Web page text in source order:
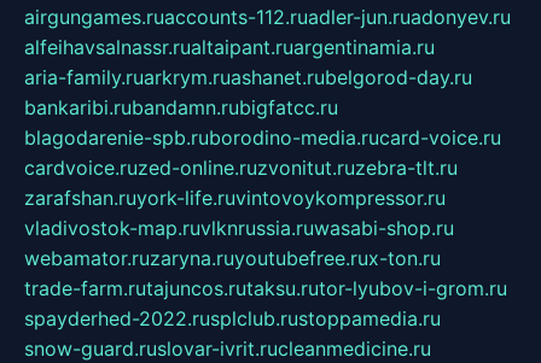
airgungames.ruaccounts-112.ruadler-jun.ruadonyev.ru
alfeihavsalnassr.rualtaipant.ruargentinamia.ru
aria-family.ruarkrym.ruashanet.rubelgorod-day.ru
bankaribi.rubandamn.rubigfatcc.ru
blagodarenie-spb.ruborodino-media.rucard-voice.ru
cardvoice.ruzed-online.ruzvonitut.ruzebra-tlt.ru
zarafshan.ruyork-life.ruvintovoykompressor.ru
vladivostok-map.ruvlknrussia.ruwasabi-shop.ru
webamator.ruzaryna.ruyoutubefree.rux-ton.ru
trade-farm.rutajuncos.rutaksu.rutor-lyubov-i-grom.ru
spayderhed-2022.rusplclub.rustoppamedia.ru
snow-guard.ruslovar-ivrit.rucleanmedicine.ru